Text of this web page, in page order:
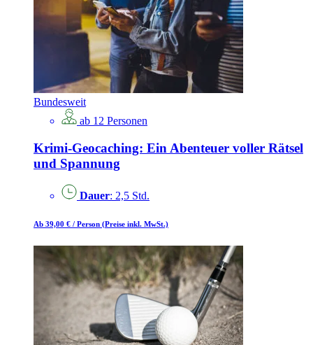
Bundesweit
ab 12 Personen
Krimi-Geocaching: Ein Abenteuer voller Rätsel
und Spannung
Dauer: 2,5 Std.
Ab 39,00 € / Person (Preise inkl. MwSt.)